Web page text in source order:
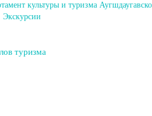
культуры и туризма
Экскурсии
туризма